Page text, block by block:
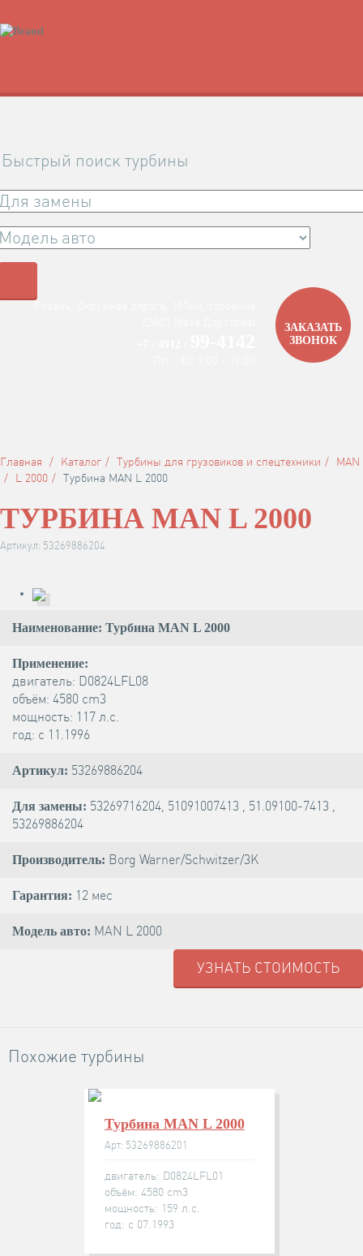
Быстрый поиск турбины
ЗАКАЗАТЬ
ЗВОНОК
Главная Каталог Турбины для грузовиков и спецтехники
MAN
L 2000
Турбина MAN L 2000
ТУРБИНА MAN L 2000
Артикул: 53269886204
Наименование: Турбина MAN L 2000
Применение:
двигатель: D0824LFL08
объём: 4580 cm3
мощность: 117 л.с.
год: с 11.1996
Артикул: 53269886204
Для замены: 53269716204, 51091007413 , 51.09100-7413 ,
53269886204
Производитель: Borg Warner/Schwitzer/3K
Гарантия: 12 мес
Модель авто: MAN L 2000
УЗНАТЬ СТОИМОСТЬ
Похожие турбины
Турбина MAN L 2000
Арт: 53269886201
двигатель: D0824LFL01
объём: 4580 cm3
мощность: 159 л.с.
год: с 07.1993